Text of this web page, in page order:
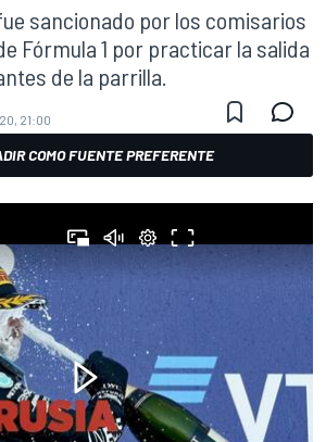
sancionado por los comisarios
Fórmula 1 por practicar la salida
de la parrilla.
21:00
COMO FUENTE PREFERENTE